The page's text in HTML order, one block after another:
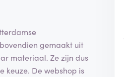
gemaakt uit
materiaal. Ze zijn dus
keuze. De webshop is